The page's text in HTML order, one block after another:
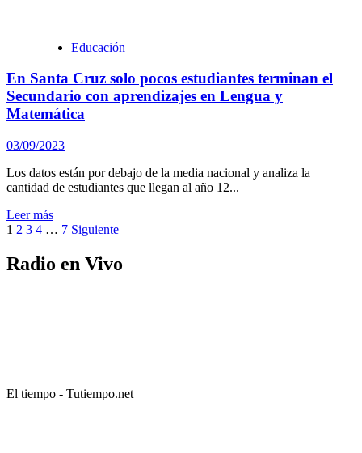
Educación
En Santa Cruz solo pocos estudiantes terminan el
Secundario con aprendizajes en Lengua y
Matemática
03/09/2023
Los datos están por debajo de la media nacional y analiza la
cantidad de estudiantes que llegan al año 12...
Leer más
Paginación
de
entradas
1 2 3 4 … 7 Siguiente
Radio en Vivo
El tiempo - Tutiempo.net